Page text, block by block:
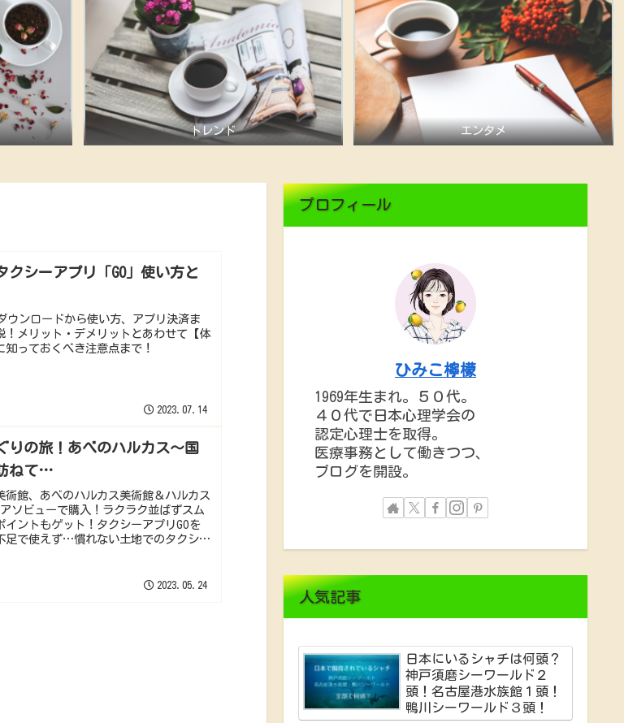
トレンド エンタメ
クシーアプリ「GO」使い方と
ウンロードから使い方、アプリ決済ま
！メリット・デメリットとあわせて【体
っておくべき注意点まで！
2023.07.14
りの旅！あべのハルカス～国
ねて…
術館、あべのハルカス美術館＆ハルカス
ソビューで購入！ラクラク並ばずスム
イントもゲット！タクシーアプリGOを
足で使えず…慣れない土地でのタクシー
2023.05.24
プロフィール
ひみこ檸檬
1969年生まれ。５０代。
４０代で日本心理学会の
認定心理士を取得。
医療事務として働きつつ、
ブログを開設。
人気記事
日本にいるシャチは何頭？
神戸須磨シーワールド２
頭！名古屋港水族館１頭！
鴨川シーワールド３頭！